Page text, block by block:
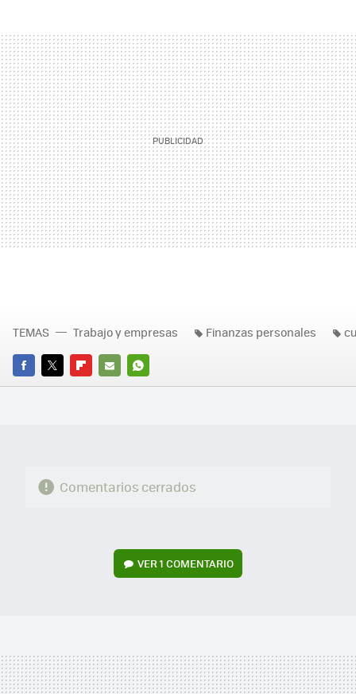
FACEBOOK
TWITTERFLIPBOARD
E-
WHATSAPP
TEMAS Trabajo y empresas Finanzas personales
Comentarios cerrados
VER1 COMENTARIO